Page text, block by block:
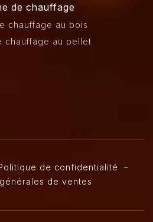
de chauffage
chauffage au bois
chauffage au pellet
de confidentialité –
de ventes